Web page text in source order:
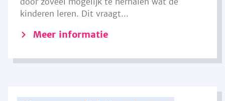
kinderen leren. Dit vraagt...
Meer informatie